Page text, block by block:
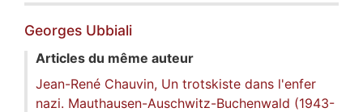
Georges Ubbiali
Articles du même auteur
Jean-René Chauvin, Un trotskiste dans l'enfer
nazi. Mauthausen-Auschwitz-Buchenwald (1943-